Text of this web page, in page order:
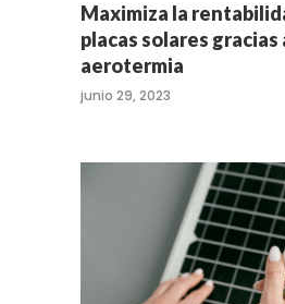
Maximiza la
placas solares gracias
aerotermia
junio 29, 2023